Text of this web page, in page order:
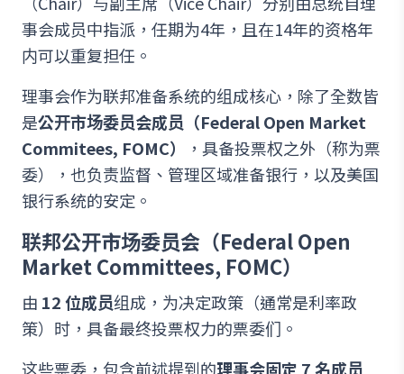
事会成员中指派，任期为4年，且在14年的资格年
内可以重复担任。
理事会作为联邦准备系统的组成核心，除了全数皆
是公开市场委员会成员（Federal Open Market
Commitees, FOMC）
，具备投票权之外（称为票
委），也负责监督、管理区域准备银行，以及美国
银行系统的安定。
联邦公开市场委员会（Federal Open
Market Committees, FOMC）
由 12 位成员组成，为决定政策（通常是利率政
策）时，具备最终投票权力的票委们。
这些票委，包含前述提到的理事会固定 7 名成员